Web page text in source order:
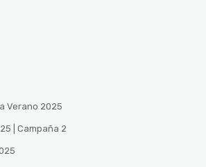
Verano 2025
| Campaña 2